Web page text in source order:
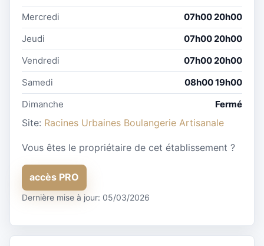
Mercredi
07h00 20h00
Jeudi
07h00 20h00
Vendredi
07h00 20h00
Samedi
08h00 19h00
Dimanche
Fermé
Site: Racines Urbaines Boulangerie Artisanale
Vous êtes le propriétaire de cet établissement ?
accès PRO
Dernière mise à jour: 05/03/2026